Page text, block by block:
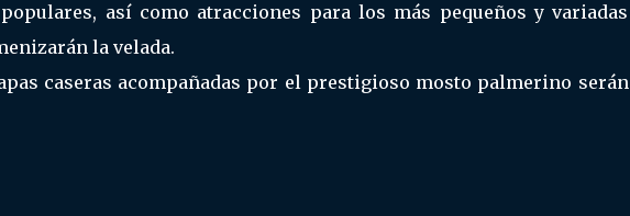
así como atracciones para los más pequeños y variadas
la velada.
caseras acompañadas por el prestigioso mosto palmerino serán